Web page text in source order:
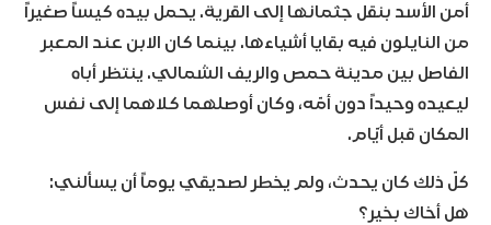
أمن الأسد بنقل جثمانها إلى القرية. يحمل بيده كيساً صغيراً
من النايلون فيه بقايا أشياءها. بينما كان الابن عند المعبر
الفاصل بين مدينة حمص والريف الشمالي. ينتظر أباه
ليعيده وحيداً دون أمّه، وكان أوصلهما كلاهما إلى نفس
المكان قبل أيّام.
كلّ ذلك كان يحدث، ولم يخطر لصديقي يوماً أن يسألني:
هل أخاك بخير؟